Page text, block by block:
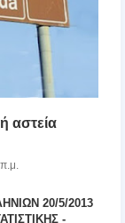
αστεία
20/5/2013
-